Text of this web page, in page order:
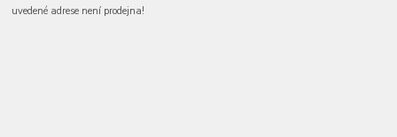
uvedené adrese není prodejna!